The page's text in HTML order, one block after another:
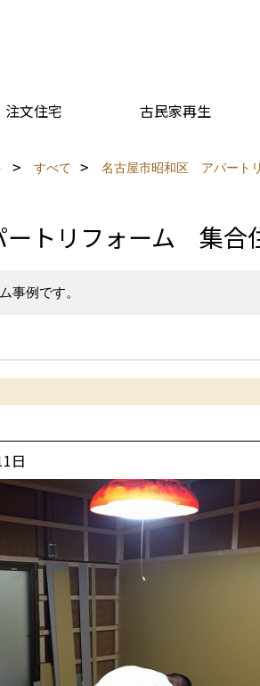
注文住宅 古民家再生
すべて 名古屋市昭和区 アパート
トリフォーム 集合
事例です。
日